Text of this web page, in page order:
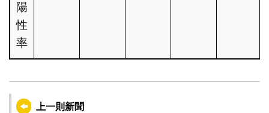
陽
性
率
上一則新聞